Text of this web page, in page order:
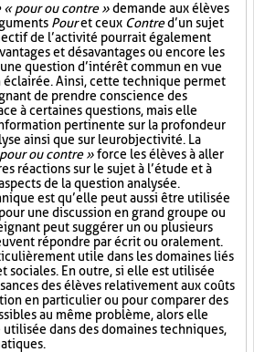
« pour ou contre »demande aux élèves
Pouret ceux Contred’un sujet
de l’activité pourrait également
et désavantages ou encore les
question d’intérêt commun en vue
Ainsi, cette technique permet
de prendre conscience des
à certaines questions, mais elle
pertinente sur la profondeur
ainsi que sur leur objectivité. La
ou contre »force les élèves à aller
réactions sur le sujet à l’étude et à
de la question analysée.
est qu’elle peut aussi être utilisée
une discussion en grand groupe ou
peut suggérer un ou plusieurs
répondre par écrit ou oralement.
utile dans les domaines liés
sociales. En outre, si elle est utilisée
des élèves relativement aux coûts
en particulier ou pour comparer des
au même problème, alors elle
dans des domaines techniques,